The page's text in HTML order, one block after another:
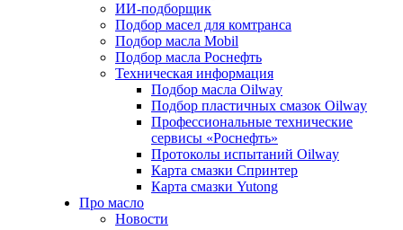
ИИ-подборщик
Подбор масел для комтранса
Подбор масла Mobil
Подбор масла Роснефть
Техническая информация
Подбор масла Oilway
Подбор пластичных смазок Oilway
Профессиональные технические
сервисы «Роснефть»
Протоколы испытаний Oilway
Карта смазки Спринтер
Карта смазки Yutong
Про масло
Новости